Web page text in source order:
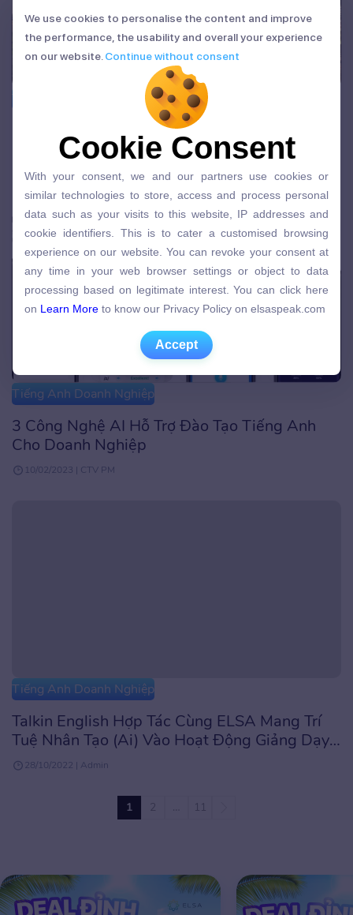
Tiếng Anh Doanh Nghiệp
5 HÃNG HÀNG KHÔNG TẬN DỤNG CÔNG
NGHỆ TRÍ TUỆ NHÂN TẠO TRONG NÂNG
CAO KỸ NĂNG PHI HÀNH ĐOÀN
26/10/2023 | han.vo@elsanow.io
Tiếng Anh Doanh Nghiệp
3 Công Nghệ AI Hỗ Trợ Đào Tạo Tiếng Anh
Cho Doanh Nghiệp
10/02/2023 | CTV PM
Tiếng Anh Doanh Nghiệp
Talkin English Hợp Tác Cùng ELSA Mang Trí
Tuệ Nhân Tạo (Ai) Vào Hoạt Động Giảng Dạy
Và Học Tập
28/10/2022 | Admin
1 2 11
We use cookies to personalise the content and improve
the performance, the usability and overall your experience
Continue without consent
Cookie Consent
similar technologies to store, access and process personal
data such as your visits to this website, IP addresses and
cookie identifiers. This is to cater a customised browsing
experience on our website. You can revoke your consent at
any time in your web browser settings or object to data
processing based on legitimate interest. You can click here
on
Learn More to know our Privacy Policy on elsaspeak.com
Accept
We use cookies to personalise the content and improve
the performance, the usability and overall your experience
on our website. Continue without consent
Cookie Consent
With your consent, we and our partners use cookies or
similar technologies to store, access and process personal
data such as your visits to this website, IP addresses and
cookie identifiers. This is to cater a customised browsing
experience on our website. You can revoke your consent at
any time in your web browser settings or object to data
processing based on legitimate interest. You can click here
on Learn More to know our Privacy Policy on elsaspeak.com
Accept